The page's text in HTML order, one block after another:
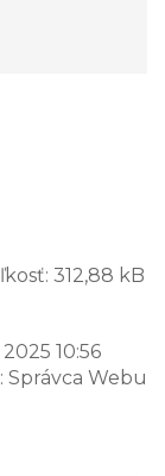
312,88 kB
2025 10:56
Správca Webu